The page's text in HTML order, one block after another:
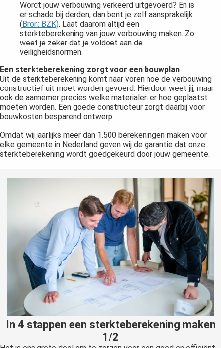
Wordt jouw verbouwing verkeerd uitgevoerd? En is
er schade bij derden, dan bent je zelf aansprakelijk
(Bron: BZK). Laat daarom altijd een
sterkteberekening van jouw verbouwing maken. Zo
weet je zeker dat je voldoet aan de
veiligheidsnormen.
Een sterkteberekening zorgt voor een bouwplan
Uit de sterkteberekening komt naar voren hoe de verbouwing
constructief uit moet worden gevoerd. Hierdoor weet jij, maar
ook de aannemer precies welke materialen er hoe geplaatst
moeten worden. Een goede constructeur zorgt daarbij voor
bouwkosten besparend ontwerp.
Omdat wij jaarlijks meer dan 1.500 berekeningen maken voor
elke gemeente in Nederland geven wij de garantie dat onze
sterkteberekening wordt goedgekeurd door jouw gemeente.
In 4 stappen een sterkteberekening maken
1/2